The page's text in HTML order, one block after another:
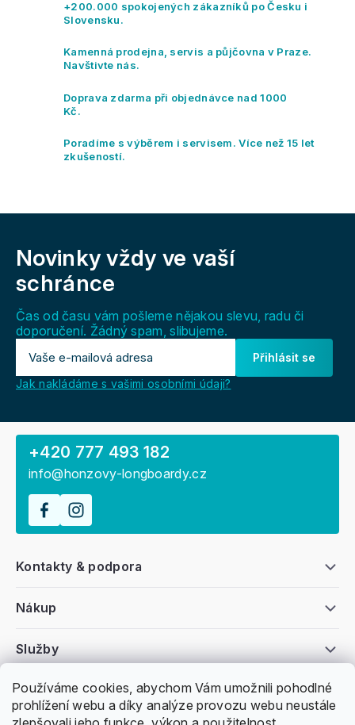
Používáme cookies, abychom Vám umožnili pohodlné
prohlížení webu a díky analýze provozu webu neustále
á
c
r
v
y
s
+200.000 spokojených zákazníků po Česku i
Slovensku.
Kamenná prodejna, servis a půjčovna v Praze.
Navštivte nás.
Doprava zdarma při objednávce nad 1000
Kč.
Poradíme s výběrem i servisem. Více než 15 let
zkušeností.
Novinky vždy ve vaší
schránce
Čas od času vám pošleme nějakou slevu, radu či
doporučení. Žádný spam, slibujeme.
Přihlásit se
Jak nakládáme s vašimi osobními údaji?
Všeobecné informace
Nákup
Kontakty & podpora
Služby
+420 777 493 182
info@honzovy-longboardy.cz